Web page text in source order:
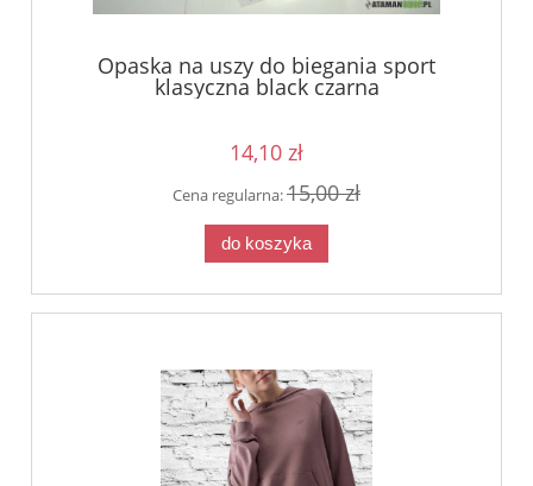
Opaska na uszy do biegania sport
klasyczna black czarna
14,10 zł
Cena regularna:15,00 zł
do koszyka